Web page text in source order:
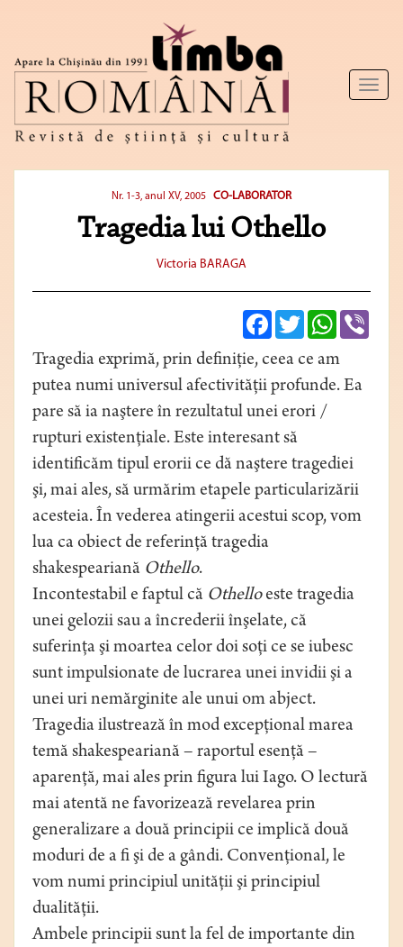
Toggle
Nr. 1-3, anul XV, 2005 CO-LABORATOR
Tragedia lui Othello
Victoria BARAGA
FacebookTwitterWhatsApp
Tragedia exprimă, prin definiţie, ceea ce am
putea numi universul afectivităţii profunde. Ea
pare să ia naştere în rezultatul unei erori /
rupturi existenţiale. Este interesant să
identificăm tipul erorii ce dă naştere tragediei
şi, mai ales, să urmărim etapele particularizării
acesteia. În vederea atingerii acestui scop, vom
lua ca obiect de referinţă tragedia
shakespeariană Othello.
Incontestabil e faptul că Othelloeste tragedia
unei gelozii sau a încrederii înşelate, că
suferinţa şi moartea celor doi soţi ce se iubesc
sunt impulsionate de lucrarea unei invidii şi a
unei uri nemărginite ale unui om abject.
Tragedia ilustrează în mod excepţional marea
temă shakespeariană – raportul esenţă –
aparenţă, mai ales prin figura lui Iago. O lectură
mai atentă ne favorizează revelarea prin
generalizare a două principii ce implică două
moduri de a fi şi de a gândi. Convenţional, le
vom numi principiul unităţii şi principiul
dualităţii.
Ambele principii sunt la fel de importante din